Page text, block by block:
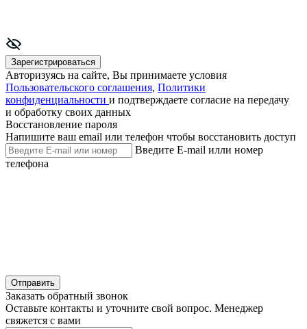
Зарегистрироваться
Авторизуясь на сайте, Вы принимаете условия
Пользовательского соглашения, Политики
конфиденциальности и подтверждаете согласие на передачу
и обработку своих данных
Восстановление пароля
Напишите ваш email или телефон чтобы восстановить доступ
Введите E-mail илли номер
телефона
Отправить
Заказать обратный звонок
Оставьте контакты и уточните свой вопрос. Менеджер
свяжется с вами